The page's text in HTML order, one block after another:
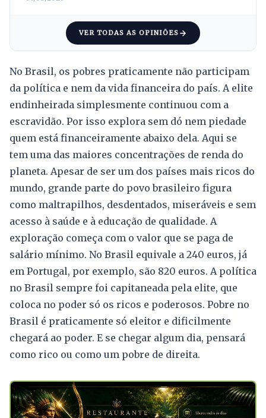
VER TODAS AS OPINIÕES
No Brasil, os pobres praticamente não participam
da política e nem da vida financeira do país. A elite
endinheirada simplesmente continuou com a
escravidão. Por isso explora sem dó nem piedade
quem está financeiramente abaixo dela. Aqui se
tem uma das maiores concentrações de renda do
planeta. Apesar de ser um dos países mais ricos do
mundo, grande parte do povo brasileiro figura
como maltrapilhos, desdentados, miseráveis e sem
acesso à saúde e à educação de qualidade. A
exploração começa com o valor que se paga de
salário mínimo. No Brasil equivale a 240 euros, já
em Portugal, por exemplo, são 820 euros. A política
no Brasil sempre foi capitaneada pela elite, que
coloca no poder só os ricos e poderosos. Pobre no
Brasil é praticamente só eleitor e dificilmente
chegará ao poder. E se chegar algum dia, pensará
como rico ou como um pobre de direita.